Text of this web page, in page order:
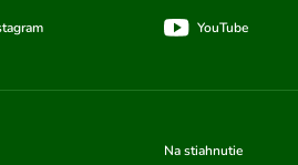
YouTube
Na stiahnutie